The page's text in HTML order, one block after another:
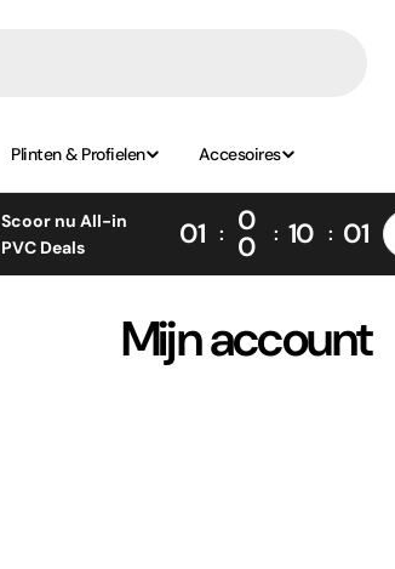
Plinten & Profielen Accesoires
Scoor nu All-in
PVC Deals
01 0
0 10 01
Mijn account